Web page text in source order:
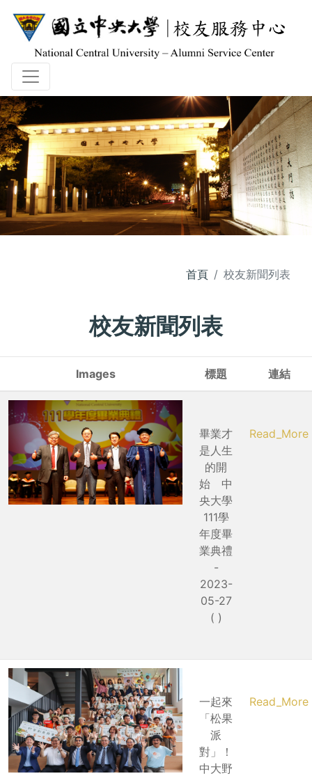
首頁 校友新聞列表
校友新聞列表
Images 標題 連結
畢業才
是人生
的開
始 中
央大學
111學
年度畢
業典禮
-
2023-
05-27
( )
Read_More
一起來
「松果
派
對」！
中大野
Read_More